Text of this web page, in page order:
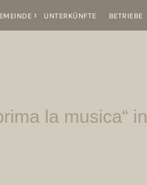
UNTERKÜNFTE BETRIEBE
la musica“ in